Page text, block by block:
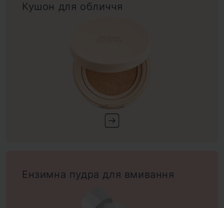
Кушон для обличчя
Ензимна пудра для вмивання